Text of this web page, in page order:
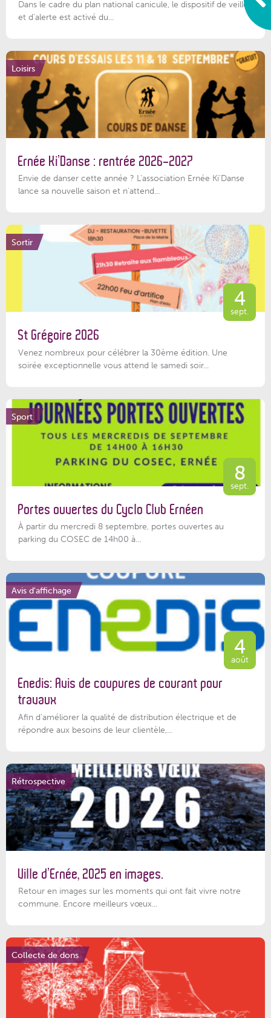
Dans le cadre du plan national canicule, le dispositif de veille
et d’alerte est activé du...
Loisirs
Ernée Ki’Danse : rentrée 2026-2027
Envie de danser cette année ? L'association Ernée Ki'Danse
lance sa nouvelle saison et n'attend...
Sortir
4
sept.
St Grégoire 2026
Venez nombreux pour célébrer la 30ème édition. Une
soirée exceptionnelle vous attend le samedi soir...
Sport
8
sept.
Portes ouvertes du Cyclo Club Ernéen
À partir du mercredi 8 septembre, portes ouvertes au
parking du COSEC de 14h00 à...
Avis d'affichage
4
août
Enedis: Avis de coupures de courant pour
travaux
Afin d’améliorer la qualité de distribution électrique et de
répondre aux besoins de leur clientèle,...
Rétrospective
Ville d’Ernée, 2025 en images.
Retour en images sur les moments qui ont fait vivre notre
commune. Encore meilleurs vœux...
Collecte de dons